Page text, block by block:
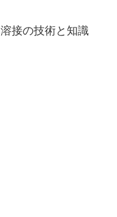
溶接の技術と知識